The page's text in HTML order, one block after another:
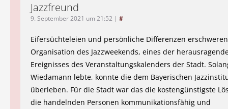
Jazzfreund
9. September 2021 um 21:52 | #
Eifersüchteleien und persönliche Differenzen
Organisation des Jazzweekends, eines der
Ereignisses des Veranstaltungskalenders der Stadt.
Wiedamann lebte, konnte die dem Bayerischen
überleben. Für die Stadt war das die kostengünstigste
die handelnden Personen kommunikationsfähig und